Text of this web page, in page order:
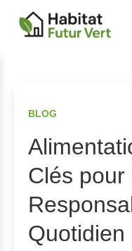
BLOG
Clés pour
Quotidien